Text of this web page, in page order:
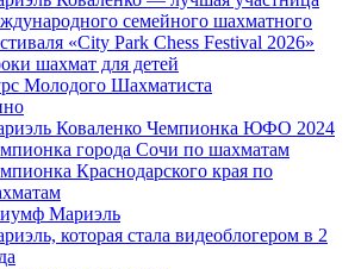
семейного шахматного
«City Park Chess Festival 2026»
шахмат для детей
Молодого Шахматиста
Коваленко Чемпионка ЮФО 2024
города Сочи по шахматам
Краснодарского края по
Мариэль
которая стала видеоблогером в 2